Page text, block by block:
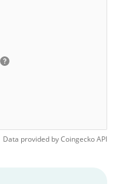
Data provided byCoingeckoAPI